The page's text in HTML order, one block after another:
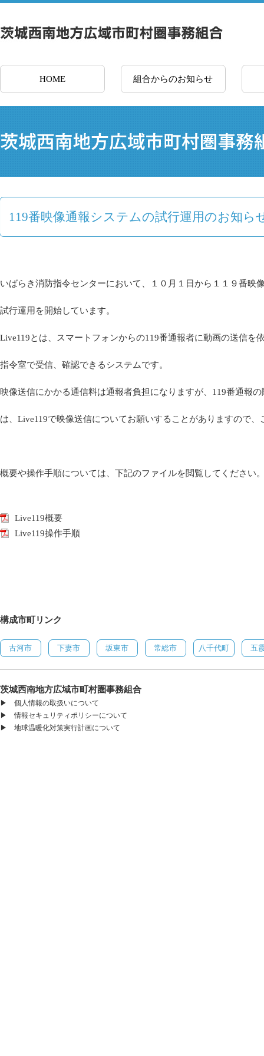
HOME 組合からのお知らせ
119番映像通報システムの試行運用のお知ら
いばらき消防指令センターにおいて、１０月１日から１１９番映
試行運用を開始しています。
Live119とは、スマートフォンからの119番通報者に動画の送信を
指令室で受信、確認できるシステムです。
映像送信にかかる通信料は通報者負担になりますが、119番通報
は、Live119で映像送信についてお願いすることがありますので
概要や操作手順については、下記のファイルを閲覧してください
Live119概要
Live119操作手順
構成市町リンク
古河市 下妻市 坂東市 常総市 八千代町 五
茨城西南地方広域市町村圏事務組合
▶ 個人情報の取扱いについて
▶情報セキュリティポリシーについて
▶ 地球温暖化対策実行計画について